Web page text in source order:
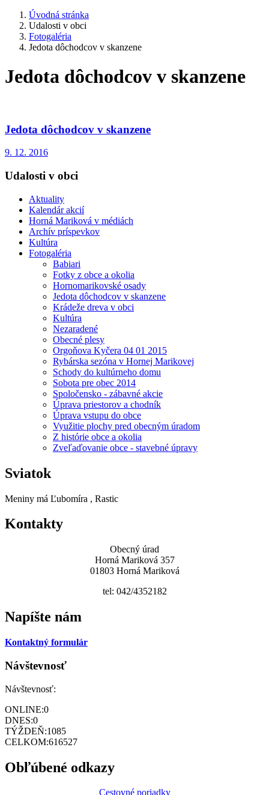
Úvodná stránka
Udalosti v obci
Fotogaléria
Jedota dôchodcov v skanzene
Jedota dôchodcov v skanzene
Jedota dôchodcov v skanzene
9. 12. 2016
Udalosti v obci
Aktuality
Kalendár akcií
Horná Mariková v médiách
Archív príspevkov
Kultúra
Fotogaléria
Babiari
Fotky z obce a okolia
Hornomarikovské osady
Jedota dôchodcov v skanzene
Krádeže dreva v obci
Kultúra
Nezaradené
Obecné plesy
Orgoňova Kyčera 04 01 2015
Rybárska sezóna v Hornej Marikovej
Schody do kultúrneho domu
Sobota pre obec 2014
Spoločensko - zábavné akcie
Úprava priestorov a chodník
Úprava vstupu do obce
Využitie plochy pred obecným úradom
Z histórie obce a okolia
Zveľaďovanie obce - stavebné úpravy
Sviatok
Meniny má Ľubomíra , Rastic
Kontakty
Obecný úrad
Horná Mariková 357
01803 Horná Mariková
tel: 042/4352182
Napíšte nám
Kontaktný formulár
Návštevnosť
Návštevnosť:
ONLINE:0
DNES:0
TÝŽDEŇ:1085
CELKOM:616527
Obľúbené odkazy
Cestovné poriadky